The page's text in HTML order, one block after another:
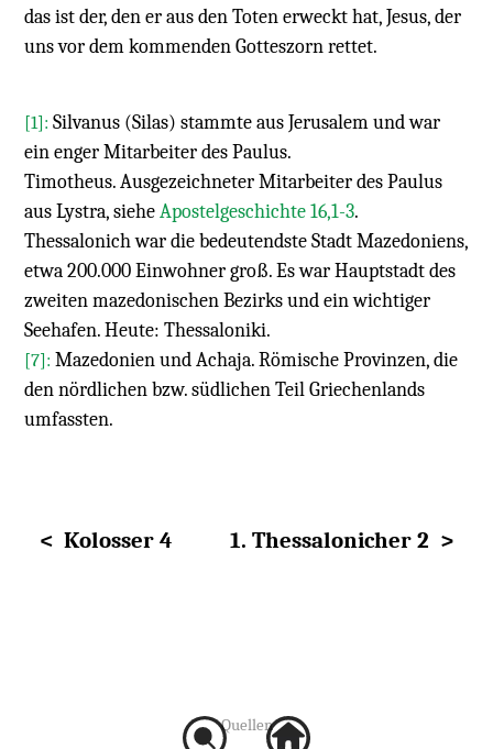
das ist der, den er aus den Toten erweckt hat, Jesus, der
uns vor dem kommenden Gotteszorn rettet.
[1]:Silvanus (Silas) stammte aus Jerusalem und war
ein enger Mitarbeiter des Paulus.
Timotheus. Ausgezeichneter Mitarbeiter des Paulus
aus Lystra, sieheApostelgeschichte 16,1-3.
Thessalonich war die bedeutendste Stadt Mazedoniens,
etwa 200.000 Einwohner groß. Es war Hauptstadt des
zweiten mazedonischen Bezirks und ein wichtiger
Seehafen. Heute: Thessaloniki.
[7]:Mazedonien und Achaja. Römische Provinzen, die
den nördlichen bzw. südlichen Teil Griechenlands
umfassten.
< Kolosser 4 1. Thessalonicher 2 >
Quellen